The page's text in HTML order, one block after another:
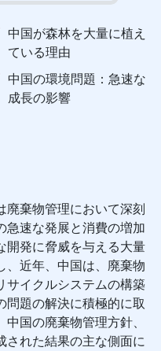
中国が森林を大量に植え
ている理由
中国の環境問題：急速な
成長の影響
廃棄物管理において深刻
急速な発展と消費の増加
開発に脅威を与える大量
、近年、中国は、廃棄物
サイクルシステムの構築
問題の解決に積極的に取
国の廃棄物管理方針、
された結果の主な側面に